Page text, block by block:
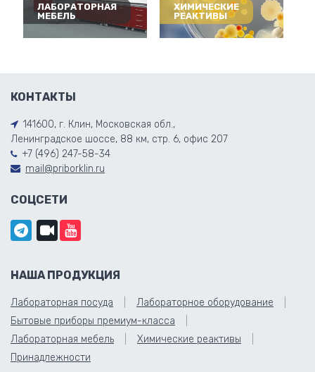
ЛАБОРАТОРНАЯ
МЕБЕЛЬ
ХИМИЧЕСКИЕ
РЕАКТИВЫ
КОНТАКТЫ
141600, г. Клин, Московская обл.,
Ленинградское шоссе, 88 км, стр. 6, офис 207
+7 (496) 247-58-34
mail@priborklin.ru
СОЦСЕТИ
НАША ПРОДУКЦИЯ
Лабораторная посуда
Лабораторное оборудование
Бытовые приборы премиум-класса
Лабораторная мебель
Химические реактивы
Принадлежности